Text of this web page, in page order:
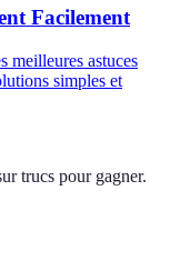
Facilement
meilleures astuces
simples et
trucs pour gagner.